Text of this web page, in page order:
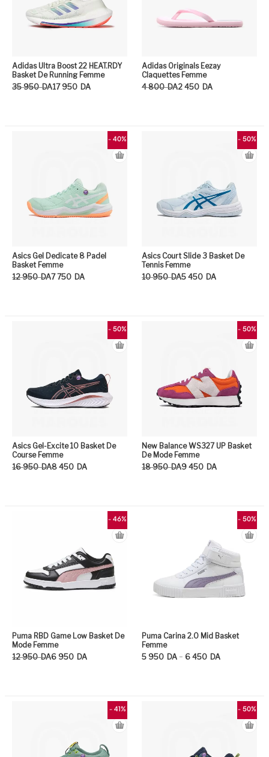
Adidas Ultra Boost 22 HEAT.RDY
Basket De Running Femme
35 950 DA
Le prix initial était : 35 950DA.
17 950 DA
Le prix actuel est : 17 950DA.
Adidas Originals Eezay
Claquettes Femme
4 800 DA
Le prix initial était : 4 800DA.
2 450 DA
Le prix actuel est : 2 450DA.
- 40%
Asics Gel Dedicate 8 Padel
Basket Femme
12 950 DA
Le prix initial était : 12 950DA.
7 750 DA
Le prix actuel est : 7 750DA.
- 50%
Asics Court Slide 3 Basket De
Tennis Femme
10 950 DA
Le prix initial était : 10 950DA.
5 450 DA
Le prix actuel est : 5 450DA.
- 50%
Asics Gel-Excite 10 Basket De
Course Femme
16 950 DA
Le prix initial était : 16 950DA.
8 450 DA
Le prix actuel est : 8 450DA.
- 50%
New Balance WS327 UP Basket
De Mode Femme
18 950 DA
Le prix initial était : 18 950DA.
9 450 DA
Le prix actuel est : 9 450DA.
- 46%
Puma RBD Game Low Basket De
Mode Femme
12 950 DA
Le prix initial était : 12 950DA.
6 950 DA
Le prix actuel est : 6 950DA.
- 50%
Puma Carina 2.0 Mid Basket
Femme
5 950 DA – 6 450 DA
Plage de prix : 5 950DA à 6 450DA
- 41% - 50%